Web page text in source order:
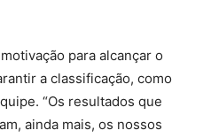
para alcançar o
a classificação, como
“Os resultados que
ainda mais, os nossos